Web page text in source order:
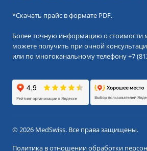
*Скачать прайс в формате PDF.
Более точную информацию о стоимости
можете получить при очной
или по многоканальному телефону+7
© 2026 MedSwiss. Все права защищены.
Политика в отношении обработки